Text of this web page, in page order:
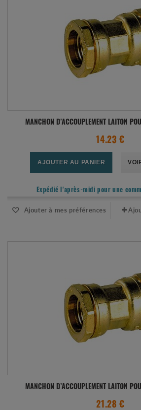
MANCHON D’ACCOUPLEMENT LAITON
14.23 €
AJOUTER AU PANIER
Expédié l'après-midi pour une
Ajouter à mes préférences
MANCHON D’ACCOUPLEMENT LAITON
21.28 €